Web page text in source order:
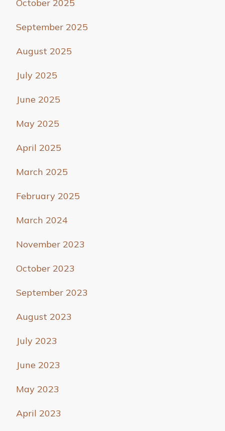
October 2025
September 2025
August 2025
July 2025
June 2025
May 2025
April 2025
March 2025
February 2025
March 2024
November 2023
October 2023
September 2023
August 2023
July 2023
June 2023
May 2023
April 2023